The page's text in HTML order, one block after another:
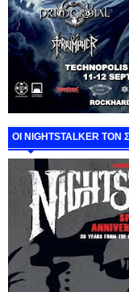
ΟΙ NIGHTSTALKER